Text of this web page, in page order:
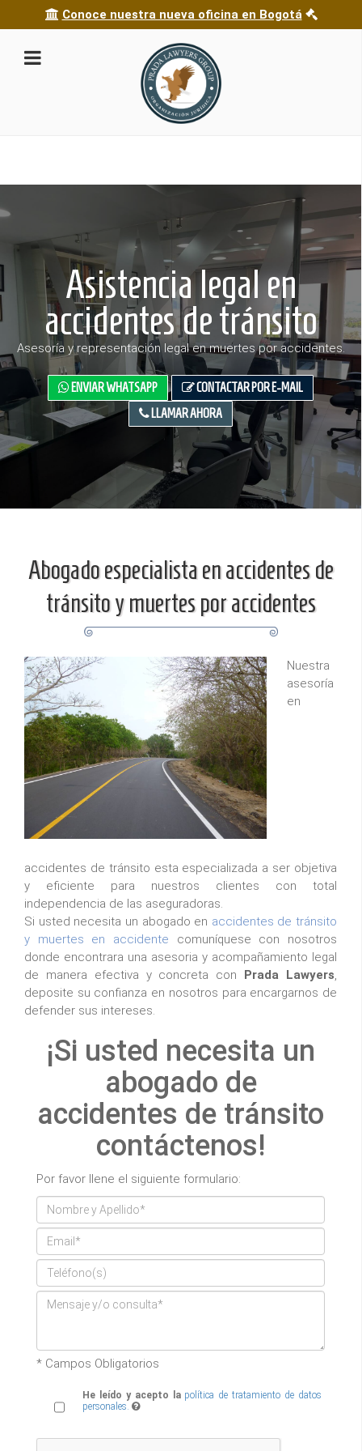
Conoce nuestra nueva oficina en Bogotá
Asistencia legal en
accidentes de tránsito
Asesoría y representación legal en muertes por accidentes.
ENVIAR WHATSAPP
CONTACTAR POR E-MAIL
LLAMAR AHORA
Abogado especialista en accidentes de
tránsito y muertes por accidentes
Nuestra
asesoría
en
accidentes de tránsito esta especializada a ser objetiva
y eficiente para nuestros clientes con total
independencia de las aseguradoras.
Si usted necesita un abogado en accidentes de tránsito
y muertes en accidente comuníquese con nosotros
donde encontrara una asesoria y acompañamiento legal
de manera efectiva y concreta con Prada Lawyers,
deposite su confianza en nosotros para encargarnos de
defender sus intereses.
¡Si usted necesita un
abogado de
accidentes de tránsito
contáctenos!
Por favor llene el siguiente formulario:
* Campos Obligatorios
He leído y acepto la política de tratamiento de datos
personales.